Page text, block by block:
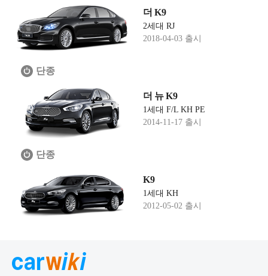
더 K9
2세대 RJ
2018-04-03 출시
단종
더 뉴 K9
1세대 F/L KH PE
2014-11-17 출시
단종
K9
1세대 KH
2012-05-02 출시